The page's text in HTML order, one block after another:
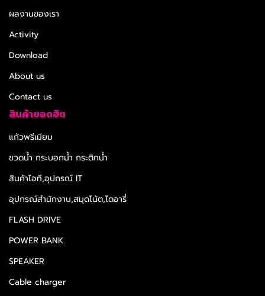
ผลงานของเรา
Activity
Download
About us
Contact us
สินค้ายอดฮิต
แก้วพรีเมียม
ขวดน้ำ กระบอกน้ำ กระติกน้ำ
สินค้าไอที,อุปกรณ์ IT
อุปกรณ์สำนักงาน,สมุดโน้ต,ไดอารี่
FLASH DRIVE
POWER BANK
SPEAKER
Cable charger